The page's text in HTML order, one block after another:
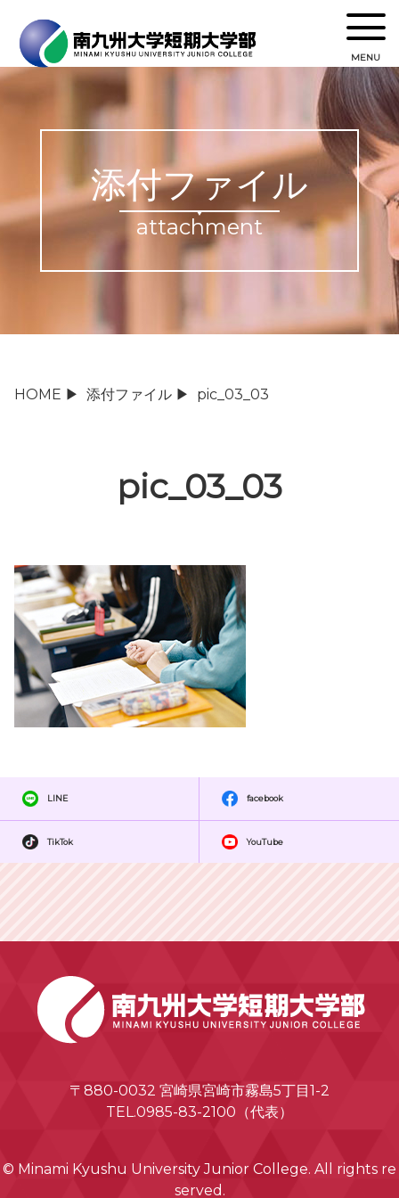
MENU
添付ファイル
attachment
HOME ▶ 添付ファイル ▶ pic_03_03
pic_03_03
LINE facebook
TikTok YouTube
〒880-0032 宮崎県宮崎市霧島5丁目1-2
TEL.0985-83-2100（代表）
© Minami Kyushu University Junior College. All rights re
served.